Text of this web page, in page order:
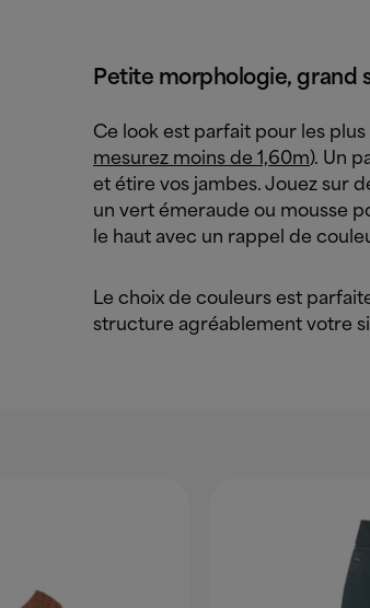
Petite morphologie, grand
Ce look est parfait pour les
mesurez moins de 1,60m). Un
et étire vos jambes. Jouez sur
un vert émeraude ou mousse
le haut avec un rappel de
Le choix de couleurs est
structure agréablement votre